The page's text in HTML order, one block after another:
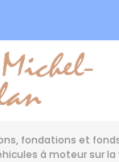
fondations et
à moteur sur la